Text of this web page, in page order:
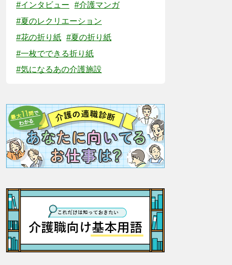
#インタビュー
#介護マンガ
#夏のレクリエーション
#花の折り紙 #夏の折り紙
#一枚でできる折り紙
#気になるあの介護施設